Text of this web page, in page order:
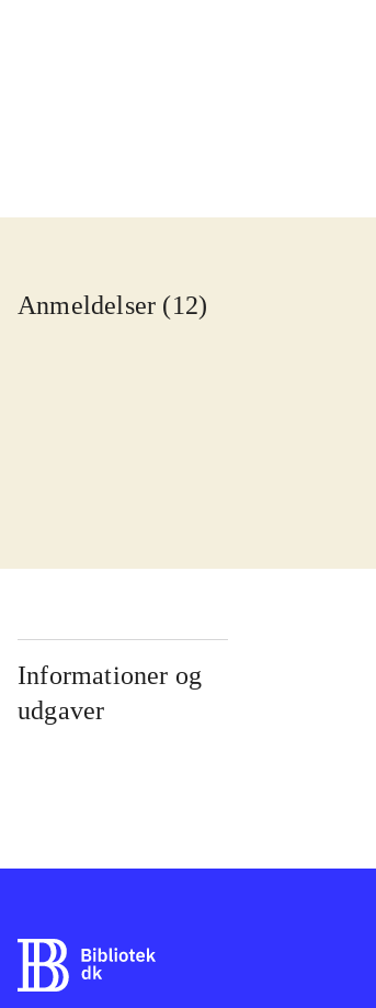
Anmeldelser (12)
Informationer og
udgaver